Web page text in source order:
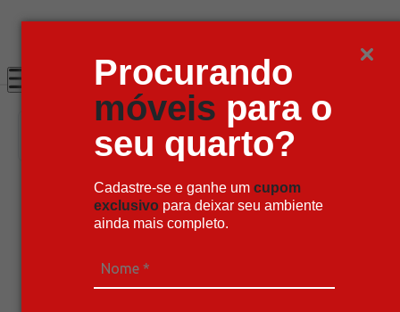
Procurando
móveis para o
seu quarto?
Cadastre-se e ganhe um cupom
exclusivo para deixar seu ambiente
ainda mais completo.
Quarto
Quarto Completo
Quarto Completo